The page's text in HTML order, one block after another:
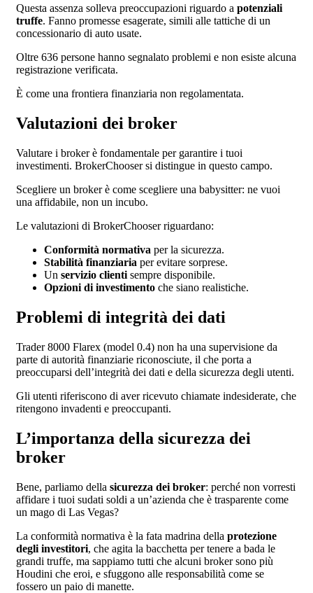
Questa assenza solleva preoccupazioni riguardo a potenziali
truffe. Fanno promesse esagerate, simili alle tattiche di un
concessionario di auto usate.
Oltre 636 persone hanno segnalato problemi e non esiste alcuna
registrazione verificata.
È come una frontiera finanziaria non regolamentata.
Valutazioni dei broker
Valutare i broker è fondamentale per garantire i tuoi
investimenti. BrokerChooser si distingue in questo campo.
Scegliere un broker è come scegliere una babysitter: ne vuoi
una affidabile, non un incubo.
Le valutazioni di BrokerChooser riguardano:
Conformità normativa per la sicurezza.
Stabilità finanziaria per evitare sorprese.
Un servizio clienti sempre disponibile.
Opzioni di investimento che siano realistiche.
Problemi di integrità dei dati
Trader 8000 Flarex (model 0.4) non ha una supervisione da
parte di autorità finanziarie riconosciute, il che porta a
preoccuparsi dell’integrità dei dati e della sicurezza degli utenti.
Gli utenti riferiscono di aver ricevuto chiamate indesiderate, che
ritengono invadenti e preoccupanti.
L’importanza della sicurezza dei
broker
Bene, parliamo della sicurezza dei broker: perché non vorresti
affidare i tuoi sudati soldi a un’azienda che è trasparente come
un mago di Las Vegas?
La conformità normativa è la fata madrina della protezione
degli investitori, che agita la bacchetta per tenere a bada le
grandi truffe, ma sappiamo tutti che alcuni broker sono più
Houdini che eroi, e sfuggono alle responsabilità come se
fossero un paio di manette.